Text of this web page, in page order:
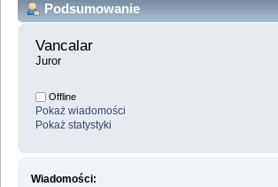
Podsumowanie
Vancalar
Juror
Offline
Pokaż wiadomości
Pokaż statystyki
Wiadomości: